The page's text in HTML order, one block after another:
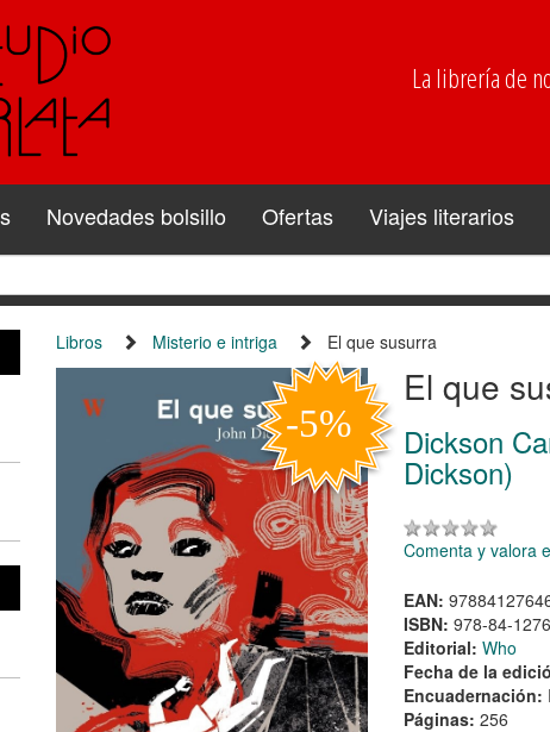
La librería de
Novedades bolsillo Ofertas Viajes literarios
Libros Misterio e intriga El que susurra
El que
Dickson
Dickson)
Comenta y valora
EAN:
ISBN: 978-84-
Editorial: Who
Fecha de la
Encuadernación:
Páginas: 256